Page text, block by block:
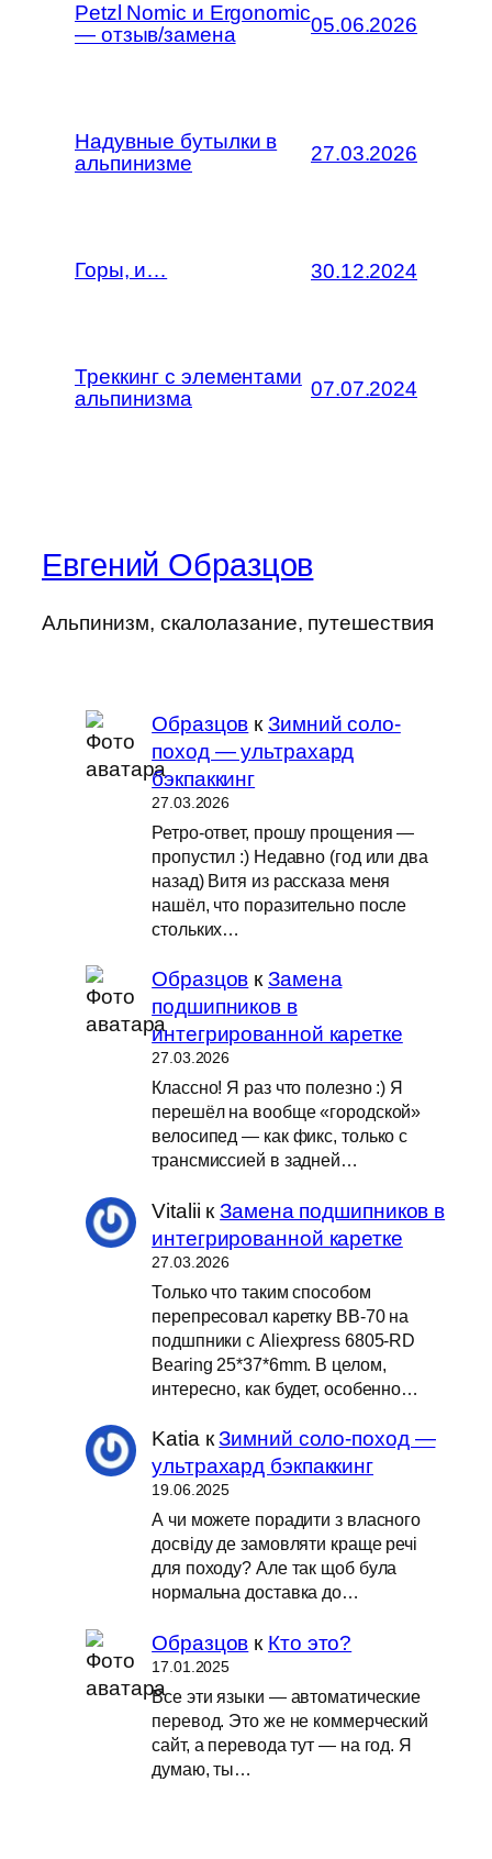
Petzl Nomic и Ergonomic
— отзыв/замена
05.06.2026
Надувные бутылки в
альпинизме
27.03.2026
Горы, и… 30.12.2024
Треккинг с элементами
альпинизма
07.07.2024
Евгений Образцов
Альпинизм, скалолазание, путешествия
Образцов кЗимний соло-
поход — ультрахард
бэкпаккинг
27.03.2026
Ретро-ответ, прошу прощения —
пропустил :) Недавно (год или два
назад) Витя из рассказа меня
нашёл, что поразительно после
стольких…
Образцов кЗамена
подшипников в
интегрированной каретке
27.03.2026
Классно! Я раз что полезно :) Я
перешёл на вообще «городской»
велосипед — как фикс, только с
трансмиссией в задней…
Vitalii кЗамена подшипников в
интегрированной каретке
27.03.2026
Только что таким способом
перепресовал каретку BB-70 на
подшпники с Aliexpress 6805-RD
Bearing 25*37*6mm. В целом,
интересно, как будет, особенно…
KatiaкЗимний соло-поход —
ультрахард бэкпаккинг
19.06.2025
А чи можете порадити з власного
досвіду де замовляти краще речі
для походу? Але так щоб була
нормальна доставка до…
Образцов к Кто это?
17.01.2025
Все эти языки — автоматические
перевод. Это же не коммерческий
сайт, а перевода тут — на год. Я
думаю, ты…